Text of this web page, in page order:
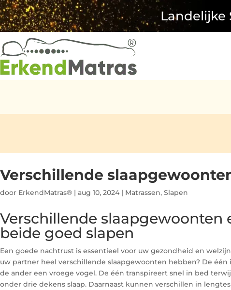
Landelijke
Verschillende
door ErkendMatras® | aug 10, 2024 | Matrassen, Slapen
Verschillende slaapgewoonten
beide goed slapen
Een goede nachtrust is essentieel voor uw gezondheid en
uw partner heel verschillende slaapgewoonten hebben? De één
de ander een vroege vogel. De één transpireert snel in bed
onder drie dekens slaap. Daarnaast kunnen verschillen in